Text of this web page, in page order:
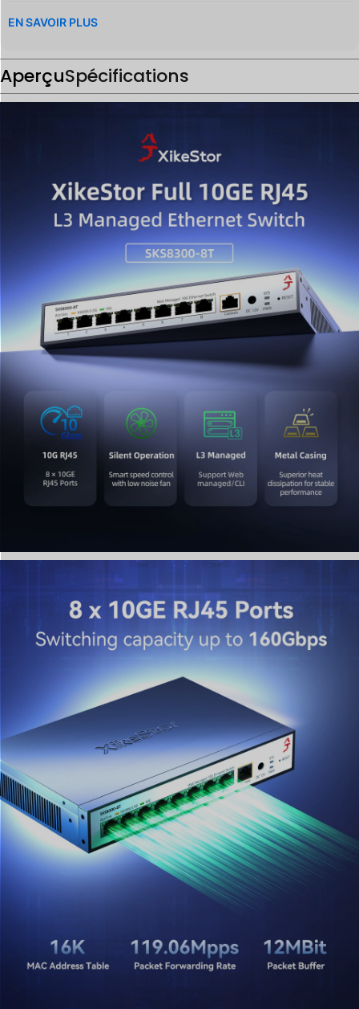
une commutation non bloquante à plein débit sur les 8
d'aucune perte de paquets, ce qui en fait
l'infrastructure définitive pour les applications à large
Doté de 8 ports RJ45 10G avec capacités d'auto-
détection 1G/2,5G/5G/10G. Ce commutateur 10GbE à 8
ports permet une intégration haute vitesse transparente
pour les NAS 10G, les stations de travail, les serveurs
de streaming vidéo 8K et les cartes réseau PCIe haute
performance. Il est entièrement compatible avec les
câbles Cat6a/Cat7 standard, simplifiant votre passage à
une infrastructure 10 Gigabits.
3. Routage et gestion de niveau 3 (Layer 3) avancés
En tant que commutateur réseau 10 Gb manageable L3
puissant, il offre un support robuste pour les
protocoles avancés, notamment le routage statique,
l'OSPF, le BGP et le serveur DHCP. Gérez vos
opérations de classe entreprise en toute simplicité via
une interface Web intuitive ou une CLI professionnelle
4. Refroidissement intelligent et conception métallique
robuste
Construit avec un boîtier métallique industriel ultra-
résistant et un ventilateur de refroidissement intelligent
intégré. Ce commutateur 10 Gbps excelle dans la
dissipation thermique, ajustant automatiquement la
vitesse du ventilateur pour garantir un fonctionnement
stable et une durée de vie prolongée, même sous des
charges de travail intensives 24h/24 et 7j/7.
5. Sécurité renforcée et contrôle QoS granulaire
Sécurisez votre réseau grâce à des fonctionnalités de
sécurité avancées telles que la liaison IP+MAC+Port, le
filtrage ACL et le 802.1X. Le puissant moteur de qualité
de service (QoS) assure une priorisation efficace du
trafic, vous permettant de garantir la bande passante
pour les données voix, vidéo et serveur critiques dans
6. Accès rapide à la gestion Web
Pour accéder à l'interface de gestion, réglez l'IP de
EN SAVOIR PLUS
AperçuSpécifications